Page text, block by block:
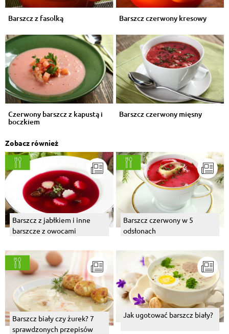
Barszcz z fasolką Barszcz czerwony kresowy
Czerwony barszcz z kapustą i
boczkiem
Barszcz czerwony mięsny
Zobacz również
Barszcz z jabłkiem i inne
barszcze z owocami
Barszcz czerwony w 5
odsłonach
Barszcz biały czy żurek? 7
sprawdzonych przepisów
Jak ugotować barszcz biały?